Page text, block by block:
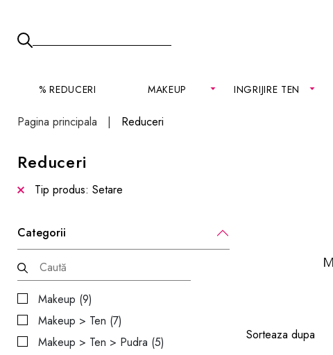
% REDUCERI MAKEUP INGRIJIRE TEN
Pagina principala Reduceri
Reduceri
Tip produs: Setare
Categorii
Makeup (9)
Makeup > Ten (7)
Makeup > Ten > Pudra (5)
Sorteaza dupa